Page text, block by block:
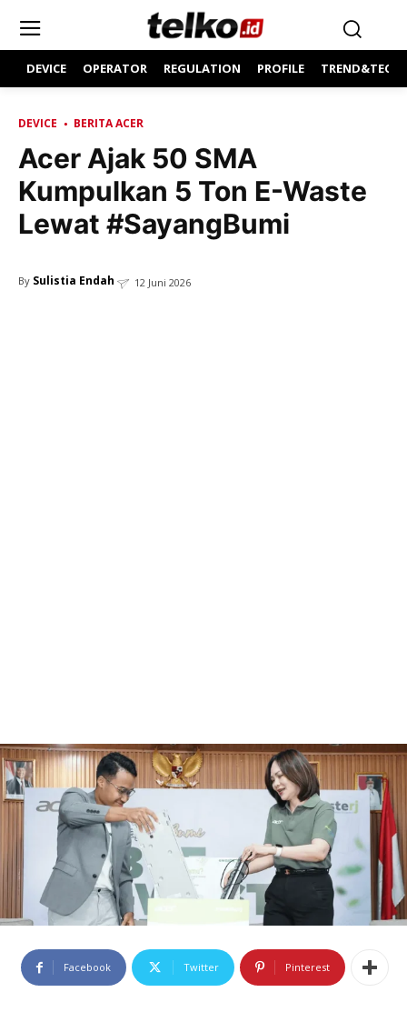
DEVICE OPERATOR REGULATION PROFILE
DEVICE BERITA ACER
Acer Ajak 50 SMA
Kumpulkan 5 Ton E-Waste
Lewat #SayangBumi
By Sulistia Endah 12 Juni 2026
Facebook Twitter Pinterest